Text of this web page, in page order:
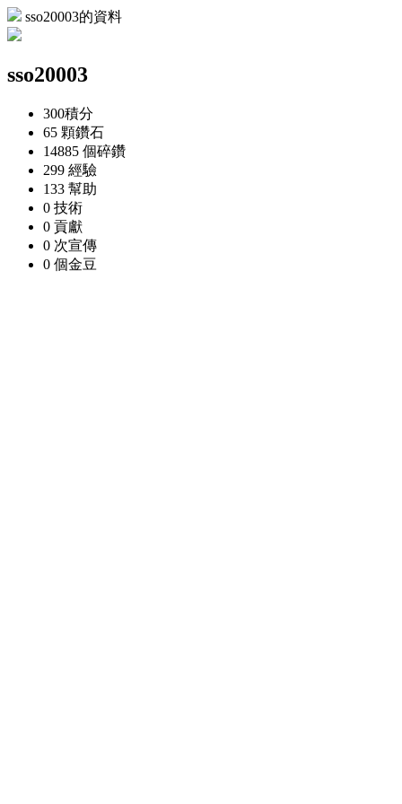
sso20003的資料
sso20003
300積分
65 顆鑽石
14885 個碎鑽
299 經驗
133 幫助
0 技術
0 貢獻
0 次宣傳
0 個金豆